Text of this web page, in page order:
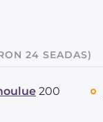
24 SEADAS)
200